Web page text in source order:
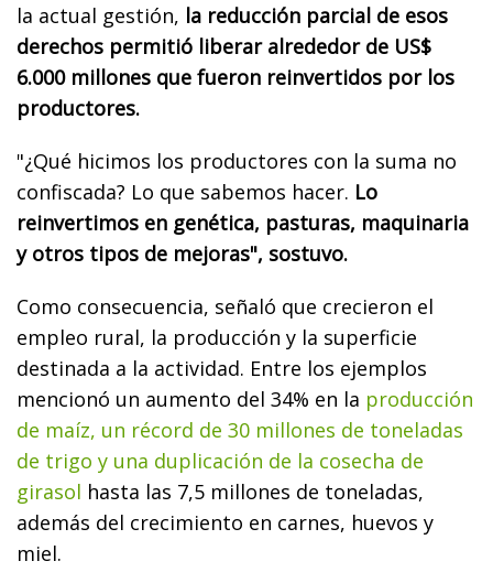
la actual gestión, la reducción parcial de esos
derechos permitió liberar alrededor de US$
6.000 millones que fueron reinvertidos por los
productores.
"¿Qué hicimos los productores con la suma no
confiscada? Lo que sabemos hacer. Lo
reinvertimos en genética, pasturas, maquinaria
y otros tipos de mejoras", sostuvo.
Como consecuencia, señaló que crecieron el
empleo rural, la producción y la superficie
destinada a la actividad. Entre los ejemplos
mencionó un aumento del 34% en la producción
de maíz, un récord de 30 millones de toneladas
de trigo y una duplicación de la cosecha de
girasol hasta las 7,5 millones de toneladas,
además del crecimiento en carnes, huevos y
miel.